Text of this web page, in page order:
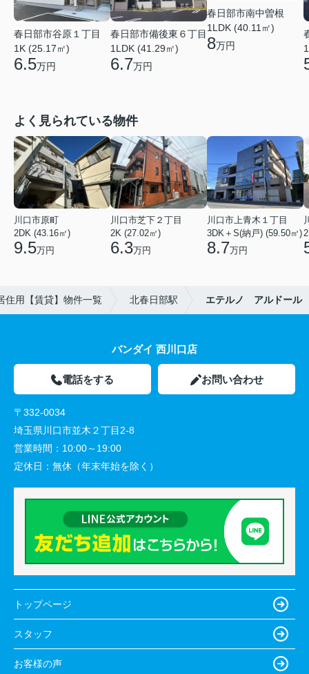
春日部市谷原１丁目
1K (25.17㎡)
6.5万円
春日部市備後東６丁目
1LDK (41.29㎡)
6.7万円
春日部市南中曽根
1LDK (40.11㎡)
8万円
よく見られている物件
川口市原町
2DK (43.16㎡)
9.5万円
川口市芝下２丁目
2K (27.02㎡)
6.3万円
川口市上青木１丁目
3DK＋S(納戸) (59.50㎡)
8.7万円
住用【賃貸】物件一覧 北春日部駅 エテルノ アルドール
バンダイ 西川口店
電話をする お問い合わせ
〒332-0034
埼玉県川口市並木２丁目2-8
営業時間： 10:00～19:00
定休日： 無休（年末年始を除く）
トップページ
スタッフ
お客様の声